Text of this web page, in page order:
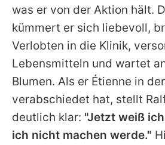
was er von der Aktion hält.
kümmert er sich liebevoll,
Verlobten in die Klinik,
Lebensmitteln und wartet
Blumen. Als er Étienne in
verabschiedet hat, stellt
deutlich klar: "Jetzt weiß
ich nicht machen werde."